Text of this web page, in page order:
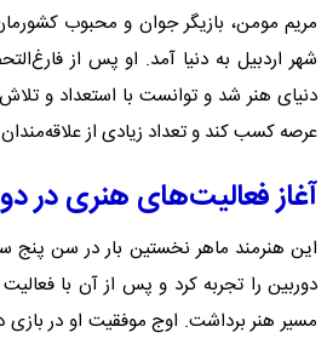
شهر اردبیل به دنیا آمد. او پس از
دنیای هنر شد و توانست با استعداد و
عرصه کسب کند و تعداد زیادی از
آغاز فعالیت‌های هنری در
این هنرمند ماهر نخستین بار در سن
دوربین را تجربه کرد و پس از آن با
مسیر هنر برداشت. اوج موفقیت او در بازی